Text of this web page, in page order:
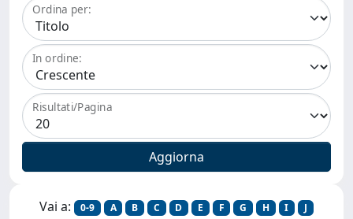
Ordina per:
In ordine:
Risultati/Pagina
Vai a: 0-9 A B C D E F G H I
J